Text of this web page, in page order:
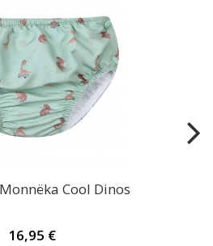
Cool Dinos
16,95 €